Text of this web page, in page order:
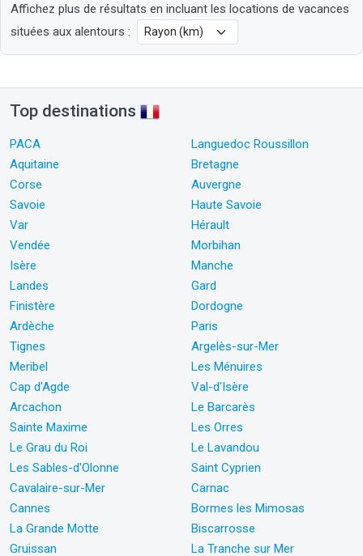
Affichez plus de résultats en incluant les locations de vacances
situées aux alentours :
Top destinations
PACA
Languedoc Roussillon
Aquitaine
Bretagne
Corse
Auvergne
Savoie
Haute Savoie
Var
Hérault
Vendée
Morbihan
Isère
Manche
Landes
Gard
Finistère
Dordogne
Ardèche
Paris
Tignes
Argelès-sur-Mer
Meribel
Les Ménuires
Cap d'Agde
Val-d'Isère
Arcachon
Le Barcarès
Sainte Maxime
Les Orres
Le Grau du Roi
Le Lavandou
Les Sables-d'Olonne
Saint Cyprien
Cavalaire-sur-Mer
Carnac
Cannes
Bormes les Mimosas
La Grande Motte
Biscarrosse
Gruissan
La Tranche sur Mer